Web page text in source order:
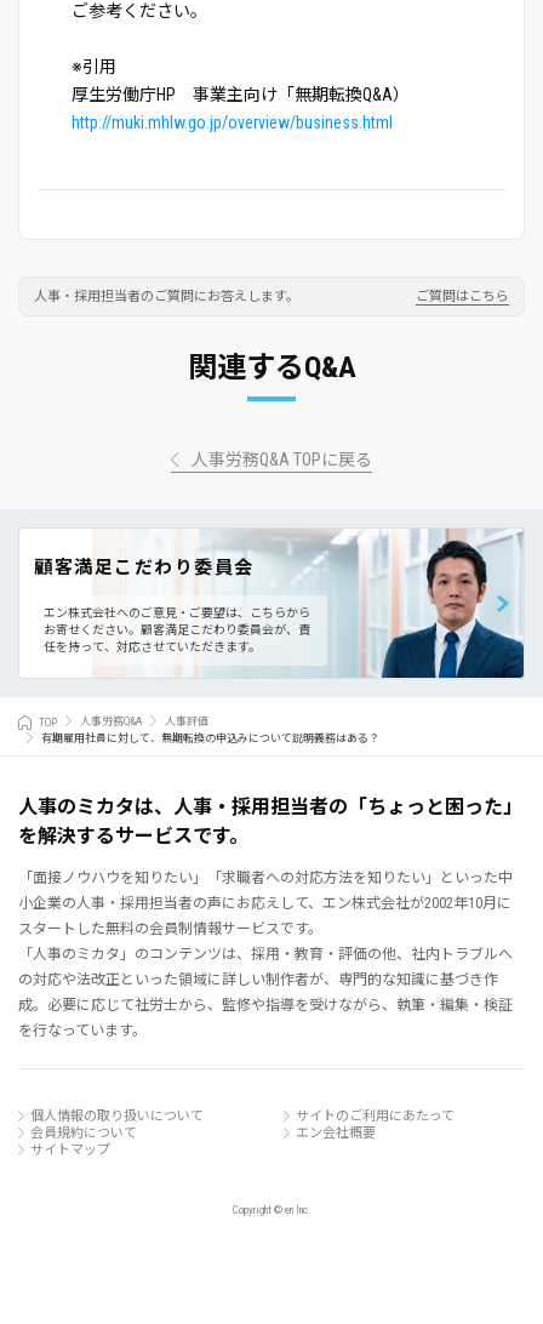
ご参考ください。
※引用
厚生労働庁HP 事業主向け「無期転換Q&A）
http://muki.mhlw.go.jp/overview/business.html
人事・採用担当者のご質問にお答えします。 ご質問はこちら
関連するQ&A
人事労務Q&A TOPに戻る
顧客満足こだわり委員会
エン株式会社へのご意見・ご要望は、こちらから
お寄せください。 顧客満足こだわり委員会が、責
任を持って、対応させていただきます。
TOP 人事労務Q&A
人事評価
有期雇用社員に対して、無期転換の申込みについて説明義務はある？
人事のミカタは、人事・採用担当者の「ちょっと困った」
を解決するサービスです。
「面接ノウハウを知りたい」「求職者への対応方法を知りたい」といった中
小企業の人事・採用担当者の声にお応えして、エン株式会社が2002年10月に
スタートした無料の会員制情報サービスです。
「人事のミカタ」のコンテンツは、採用・教育・評価の他、社内トラブルへ
の対応や法改正といった領域に詳しい制作者が、専門的な知識に基づき作
成。必要に応じて社労士から、監修や指導を受けながら、執筆・編集・検証
を行なっています。
個人情報の取り扱いについて
サイトのご利用にあたって
会員規約について
エン会社概要
サイトマップ
Copyright © en Inc.